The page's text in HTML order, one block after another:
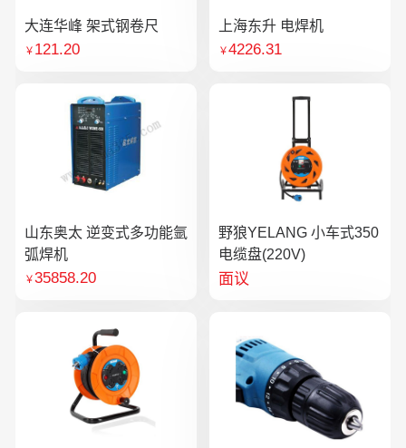
大连华峰 架式钢卷尺
￥ 121.20
上海东升 电焊机
￥4226.31
山东奥太 逆变式多功能氩
弧焊机
￥35858.20
野狼YELANG 小车式350
电缆盘(220V)
面议